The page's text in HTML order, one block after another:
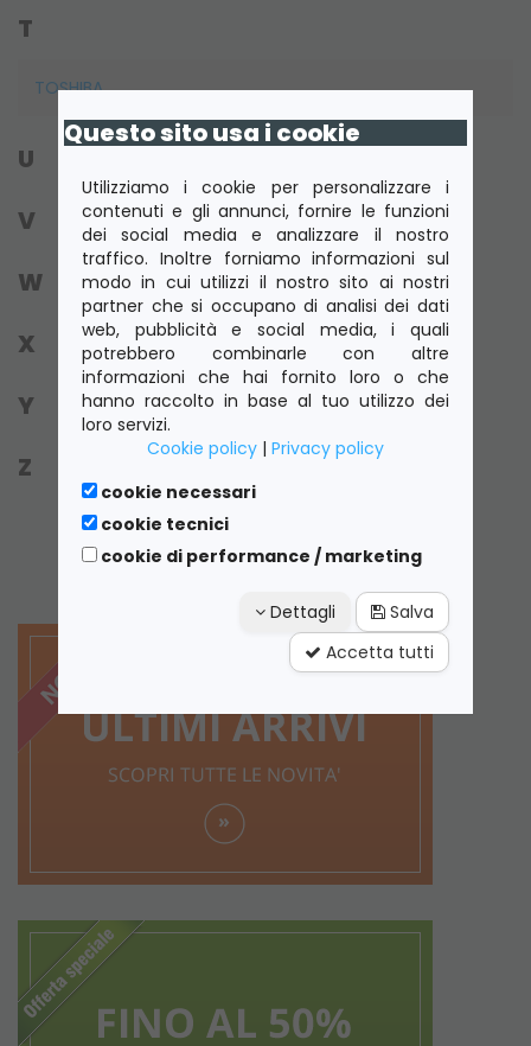
T
TOSHIBA
U
V
W
X
Y
Z
Questo sito usa i cookie
Utilizziamo i cookie per personalizzare i
contenuti e gli annunci, fornire le funzioni
dei social media e analizzare il nostro
traffico. Inoltre forniamo informazioni sul
modo in cui utilizzi il nostro sito ai nostri
partner che si occupano di analisi dei dati
web, pubblicità e social media, i quali
potrebbero combinarle con altre
informazioni che hai fornito loro o che
hanno raccolto in base al tuo utilizzo dei
loro servizi.
Cookie policy | Privacy policy
cookie necessari
cookie tecnici
cookie di performance / marketing
Dettagli
Salva
Accetta tutti